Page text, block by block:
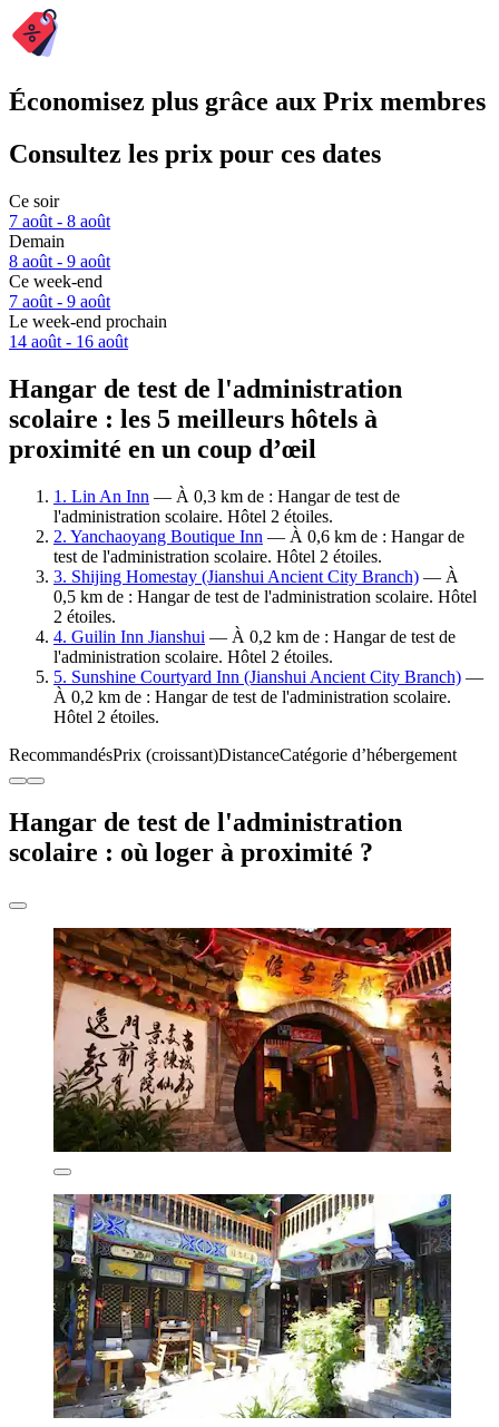
Économisez plus grâce aux Prix membres
Consultez les prix pour ces dates
Ce soir
7 août - 8 août
Demain
8 août - 9 août
Ce week-end
7 août - 9 août
Le week-end prochain
14 août - 16 août
Hangar de test de l'administration
scolaire : les 5 meilleurs hôtels à
proximité en un coup d’œil
1. Lin An Inn — À 0,3 km de : Hangar de test de
l'administration scolaire. Hôtel 2 étoiles.
2. Yanchaoyang Boutique Inn — À 0,6 km de : Hangar de
test de l'administration scolaire. Hôtel 2 étoiles.
3. Shijing Homestay (Jianshui Ancient City Branch) — À
0,5 km de : Hangar de test de l'administration scolaire. Hôtel
2 étoiles.
4. Guilin Inn Jianshui — À 0,2 km de : Hangar de test de
l'administration scolaire. Hôtel 2 étoiles.
5. Sunshine Courtyard Inn (Jianshui Ancient City Branch) —
À 0,2 km de : Hangar de test de l'administration scolaire.
Hôtel 2 étoiles.
RecommandésPrix (croissant)DistanceCatégorie d’hébergement
Hangar de test de l'administration
scolaire : où loger à proximité ?